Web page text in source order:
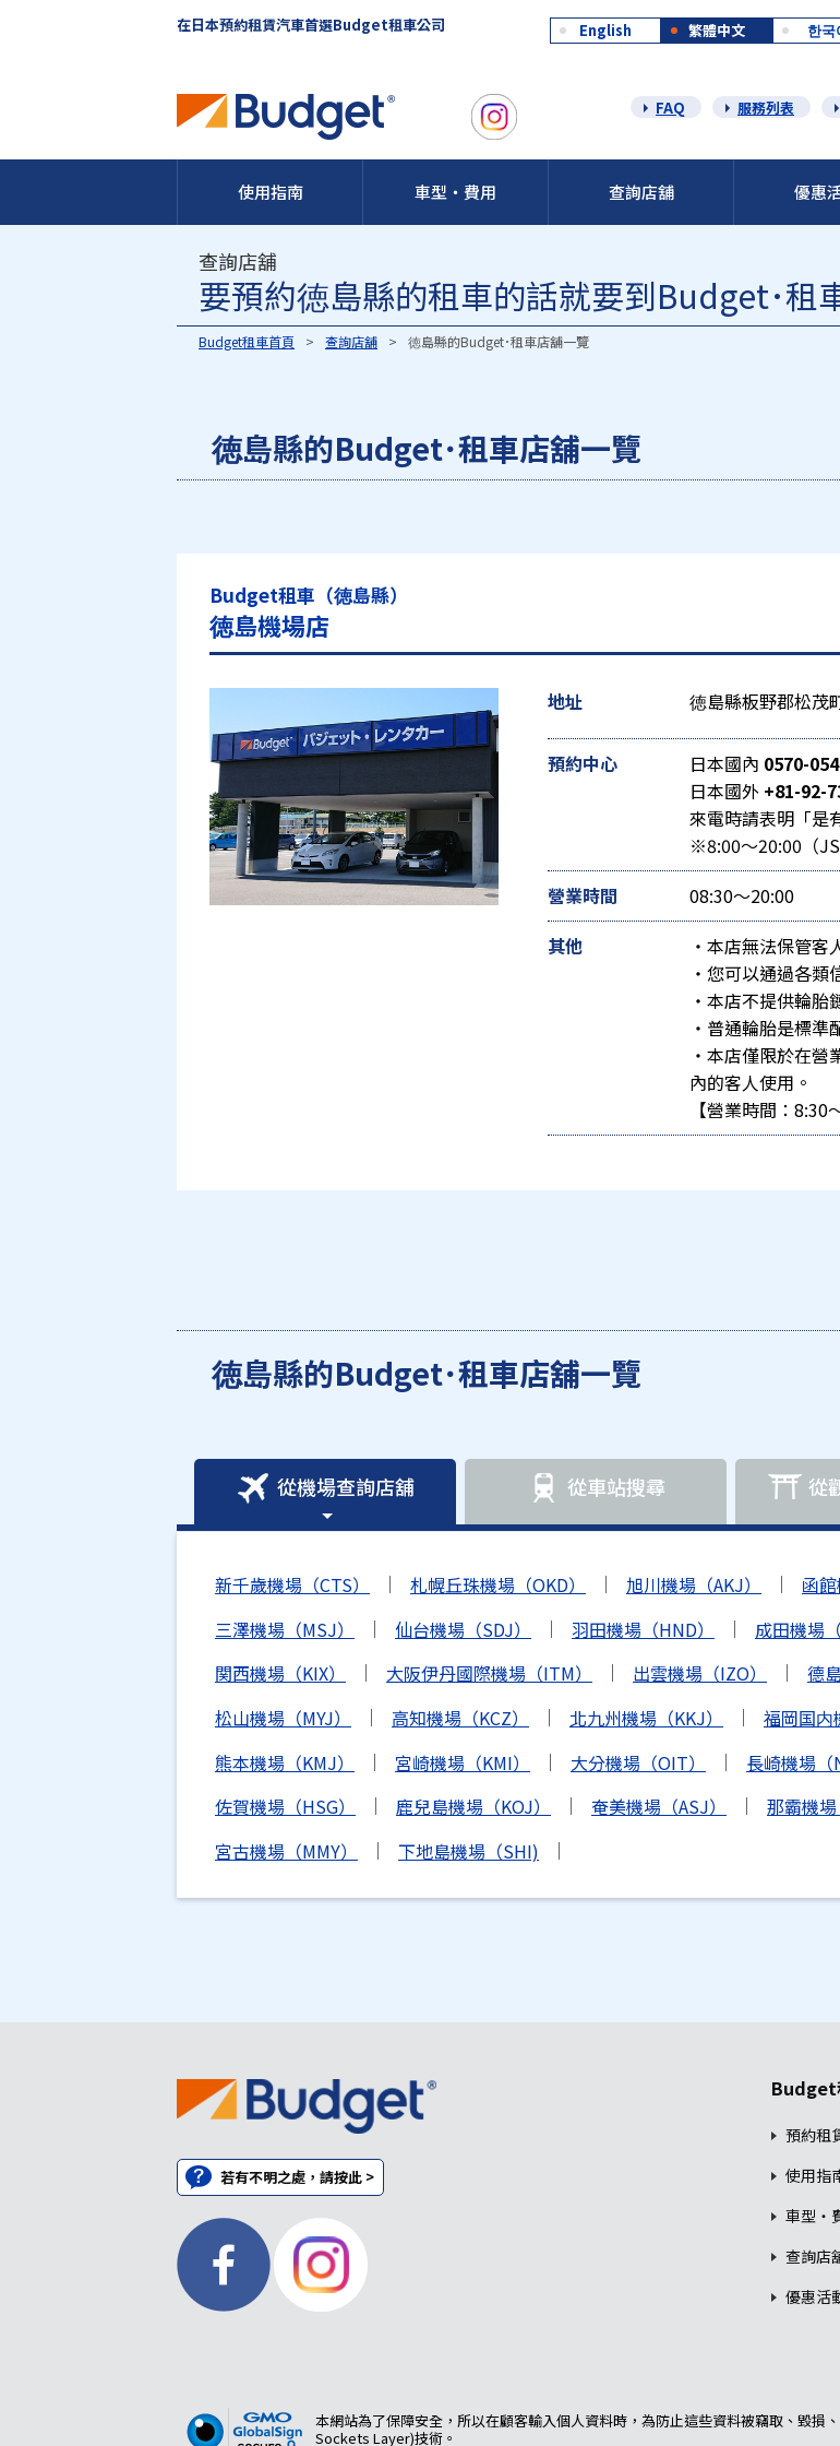
在日本預約租賃汽車首選Budget租車公司 English 繁體中文 한국
FAQ 服務列表
使用指南 車型・費用 查詢店舖 優惠
查詢店舖
要預約徳島縣的租車的話就要到Budget･租
Budget租車首頁 查詢店舖 徳島縣的Budget･租車店舖一覽
徳島縣的Budget･租車店舖一覽
Budget租車（徳島縣）
徳島機場店
地址 徳島縣板野郡松茂
預約中心 日本國內 0570-
日本國外 +81-92-
來電時請表明「是
※8:00～20:00（
營業時間
08:30～20:00
其他
・本店無法保管客
・您可以通過各類
・本店不提供輪胎
・普通輪胎是標
・本店僅限於在
內的客人使用。
【營業時間：8:30
徳島縣的Budget･租車店舖一覽
從機場查詢店舖 從車站搜尋 從
新千歲機場（CTS） 札幌丘珠機場（OKD） 旭川機場（AKJ） 函館
三澤機場（MSJ）
仙台機場（SDJ） 羽田機場（HND） 成田機場
関西機場（KIX）
大阪伊丹國際機場（ITM） 出雲機場（IZO） 德
松山機場（MYJ）
高知機場（KCZ） 北九州機場（KKJ） 福岡国内
熊本機場（KMJ）
宮崎機場（KMI） 大分機場（OIT） 長崎機場（
佐賀機場（HSG）
鹿兒島機場（KOJ） 奄美機場（ASJ） 那霸機場
宮古機場（MMY）
下地島機場（SHI)
若有不明之處，請按此 >
Budget
預約租
使用指
車型・
查詢店
優惠活
本網站為了保障安全，所以在顧客輸入個人資料時，為防止這些資料被竊取、毀損
Sockets Layer)技術。